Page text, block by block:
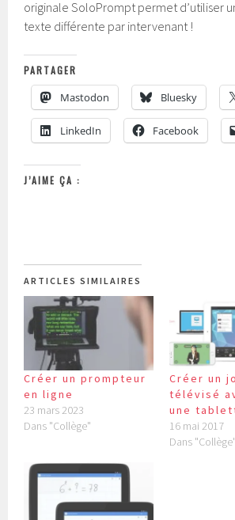
originale SoloPrompt permet d’utiliser
texte différente par intervenant !
PARTAGER
Mastodon Bluesky
LinkedIn Facebook
J’AIME ÇA :
ARTICLES SIMILAIRES
Créer un prompteur
en ligne
23 mars 2023
Dans "Collège"
Créer un
télévisé
une
16 mai 2017
Dans "Collège"